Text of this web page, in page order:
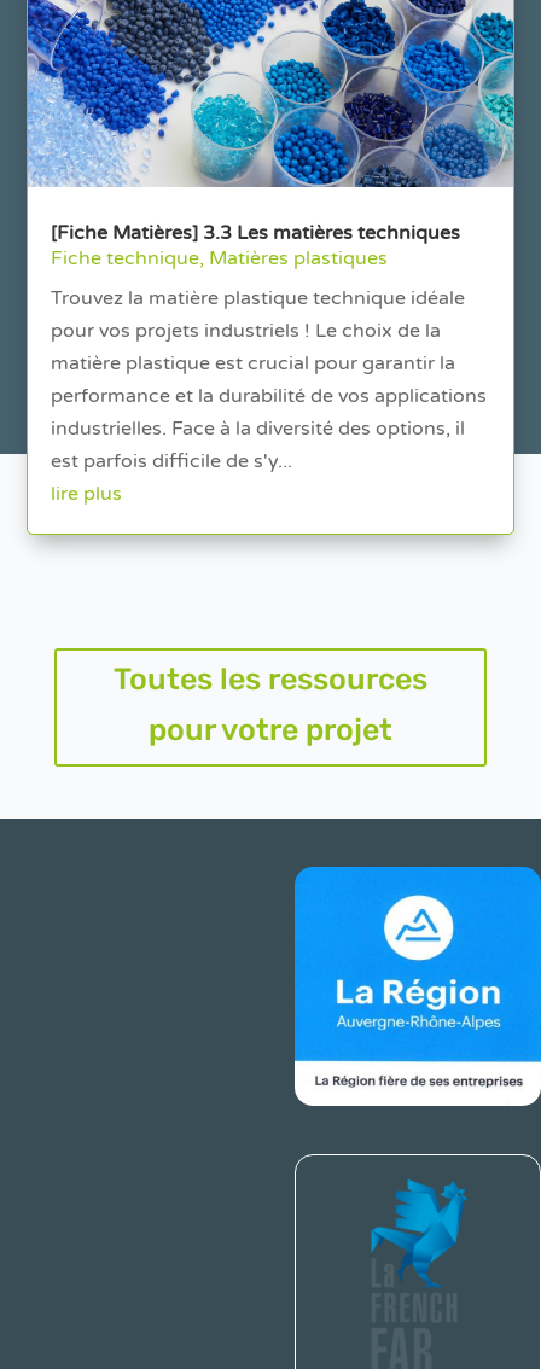
[Fiche Matières] 3.3 Les matières techniques
Fiche technique, Matières plastiques
Trouvez la matière plastique technique idéale
pour vos projets industriels ! Le choix de la
matière plastique est crucial pour garantir la
performance et la durabilité de vos applications
industrielles. Face à la diversité des options, il
est parfois difficile de s'y...
lire plus
Toutes les ressources
pour votre projet